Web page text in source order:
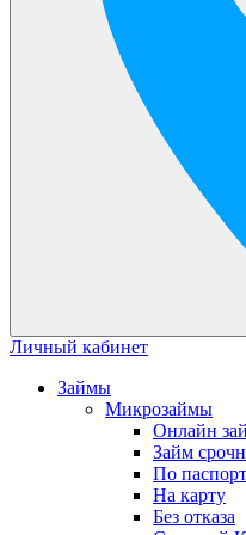
Личный кабинет
Займы
Микрозаймы
Онлайн
Займ
По
На карту
Без отказа